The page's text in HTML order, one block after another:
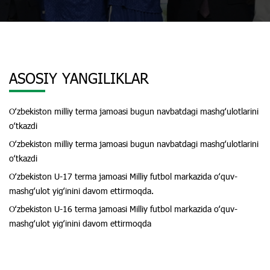
ASOSIY YANGILIKLAR
Oʻzbekiston milliy terma jamoasi bugun navbatdagi mashgʻulotlarini
oʻtkazdi
Oʻzbekiston milliy terma jamoasi bugun navbatdagi mashgʻulotlarini
oʻtkazdi
Oʻzbekiston U-17 terma jamoasi Milliy futbol markazida oʻquv-
mashgʻulot yigʻinini davom ettirmoqda.
Oʻzbekiston U-16 terma jamoasi Milliy futbol markazida oʻquv-
mashgʻulot yigʻinini davom ettirmoqda